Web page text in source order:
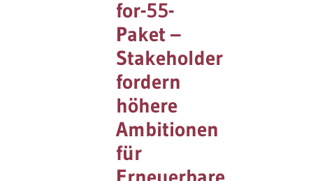
for-55-
Paket –
Stakeholder
fordern
höhere
Ambitionen
für
Soziales Nachhaltigkeitsbarometer